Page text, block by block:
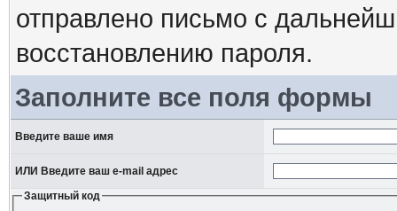
отправлено письмо с
восстановлению пароля.
Заполните все поля формы
Введите ваше имя
ИЛИ Введите ваш e-mail адрес
Защитный код